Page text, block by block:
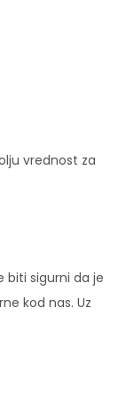
vrednost za
biti sigurni da je
kod nas. Uz